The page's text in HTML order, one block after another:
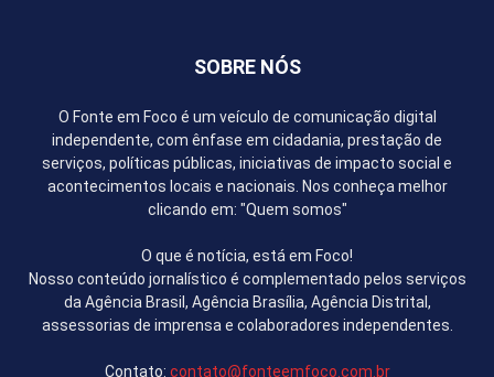
SOBRE NÓS
O Fonte em Foco é um veículo de comunicação digital
independente, com ênfase em cidadania, prestação de
serviços, políticas públicas, iniciativas de impacto social e
acontecimentos locais e nacionais. Nos conheça melhor
clicando em: "Quem somos"
O que é notícia, está em Foco!
Nosso conteúdo jornalístico é complementado pelos serviços
da Agência Brasil, Agência Brasília, Agência Distrital,
assessorias de imprensa e colaboradores independentes.
Contato: contato@fonteemfoco.com.br